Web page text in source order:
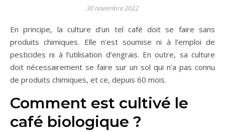
30 novembre 2022
En principe, la culture d’un tel café doit se faire sans
produits chimiques. Elle n’est soumise ni à l’emploi de
pesticides ni à l’utilisation d’engrais. En outre, sa culture
doit nécessairement se faire sur un sol qui n’a pas connu
de produits chimiques, et ce, depuis 60 mois.
Comment est cultivé le
café biologique ?